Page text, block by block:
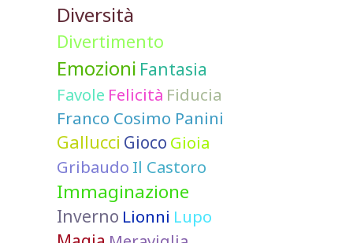
Diversità
Divertimento
Emozioni Fantasia
Favole Felicità Fiducia
Franco Cosimo Panini
Gallucci Gioco Gioia
Gribaudo Il Castoro
Immaginazione
Inverno Lionni Lupo